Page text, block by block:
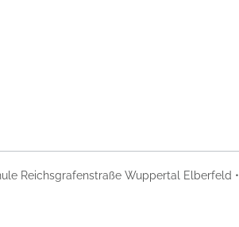
Reichsgrafenstraße Wuppertal Elberfeld •